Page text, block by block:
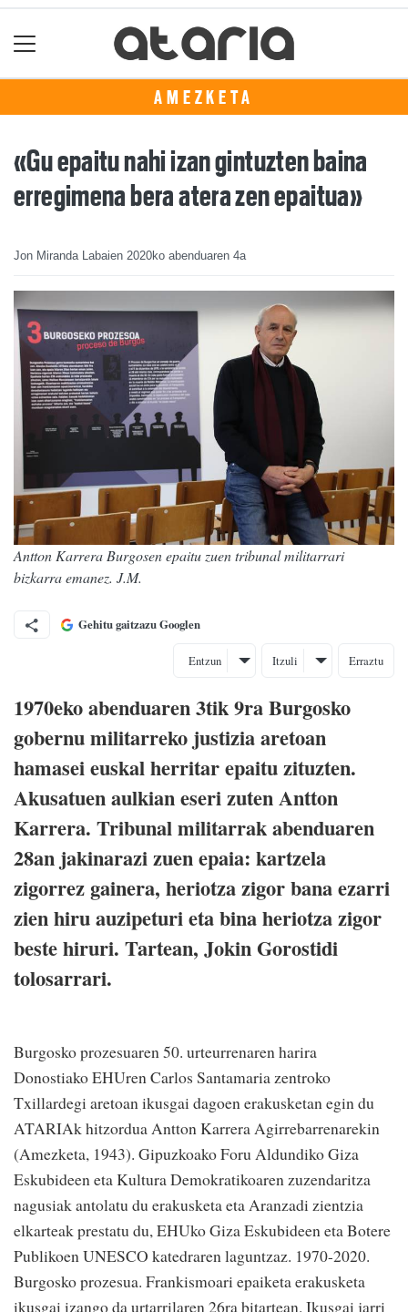
AMEZKETA
«Gu epaitu nahi izan gintuzten baina
erregimena bera atera zen epaitua»
Jon Miranda Labaien 2020ko abenduaren 4a
Antton Karrera Burgosen epaitu zuen tribunal militarrari
bizkarra emanez. J.M.
Gehitu gaitzazu Googlen
Entzun Itzuli Erraztu
1970eko abenduaren 3tik 9ra Burgosko
gobernu militarreko justizia aretoan
hamasei euskal herritar epaitu zituzten.
Akusatuen aulkian eseri zuten Antton
Karrera. Tribunal militarrak abenduaren
28an jakinarazi zuen epaia: kartzela
zigorrez gainera, heriotza zigor bana ezarri
zien hiru auzipeturi eta bina heriotza zigor
beste hiruri. Tartean, Jokin Gorostidi
tolosarrari.
Burgosko prozesuaren 50. urteurrenaren harira
Donostiako EHUren Carlos Santamaria zentroko
Txillardegi aretoan ikusgai dagoen erakusketan egin du
ATARIAk hitzordua Antton Karrera Agirrebarrenarekin
(Amezketa, 1943). Gipuzkoako Foru Aldundiko Giza
Eskubideen eta Kultura Demokratikoaren zuzendaritza
nagusiak antolatu du erakusketa eta Aranzadi zientzia
elkarteak prestatu du, EHUko Giza Eskubideen eta Botere
Publikoen UNESCO katedraren laguntzaz. 1970-2020.
Burgosko prozesua. Frankismoari epaiketa erakusketa
ikusgai izango da urtarrilaren 26ra bitartean. Ikusgai jarri